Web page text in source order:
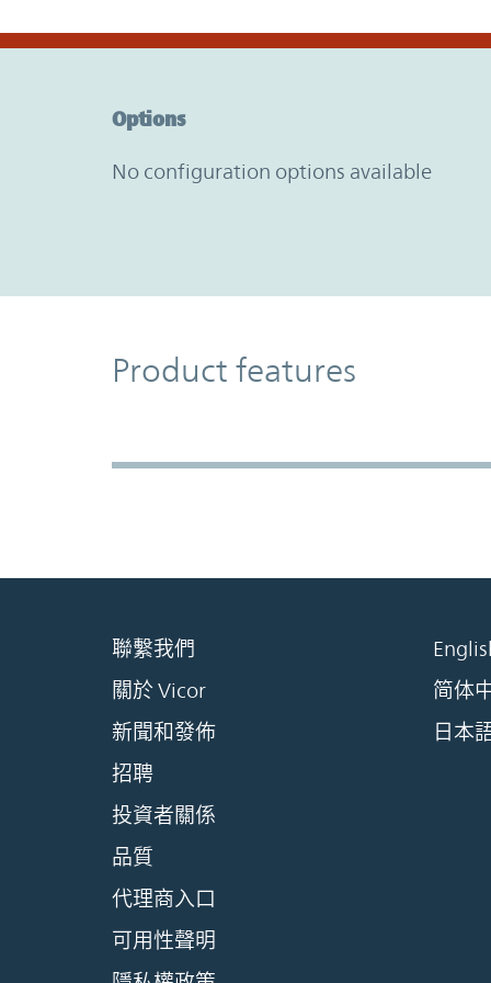
Options
No configuration options available
Product Features
Product features
聯繫我們
關於 Vicor
新聞和發佈
招聘
投資者關係
品質
代理商入口
可用性聲明
简体
日本